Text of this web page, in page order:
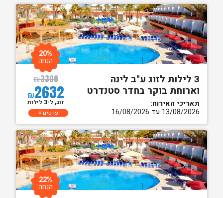
3 לילות לזוג ע"ב לינה
וארוחת בוקר בחדר סטנדרט
תאריכי האירוח:
13/08/2026 עד 16/08/2026
₪3300
₪2632
20%
הנחה
זוג, ל-3 לילות
פרטים
22%
הנחה